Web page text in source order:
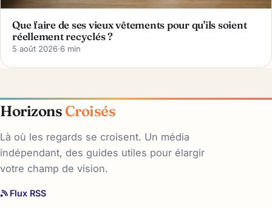
Que faire de ses vieux vêtements pour qu'ils soient
réellement recyclés ?
5 août 2026·6 min
Horizons Croisés
Là où les regards se croisent. Un média
indépendant, des guides utiles pour élargir
votre champ de vision.
Flux RSS